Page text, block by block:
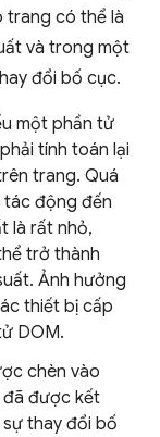
trang có thể là
và trong một
đổi bố cục.
một phần tử
tính toán lại
trang. Quá
tác động đến
là rất nhỏ,
trở thành
Ảnh hưởng
thiết bị cấp
DOM.
chèn vào
đã được kết
thay đổi bố